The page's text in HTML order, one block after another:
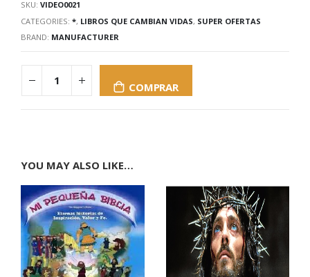
SKU: VIDEO0021
CATEGORIES: *, LIBROS QUE CAMBIAN VIDAS, SUPER OFERTAS
BRAND: MANUFACTURER
COMPRAR
YOU MAY ALSO LIKE…